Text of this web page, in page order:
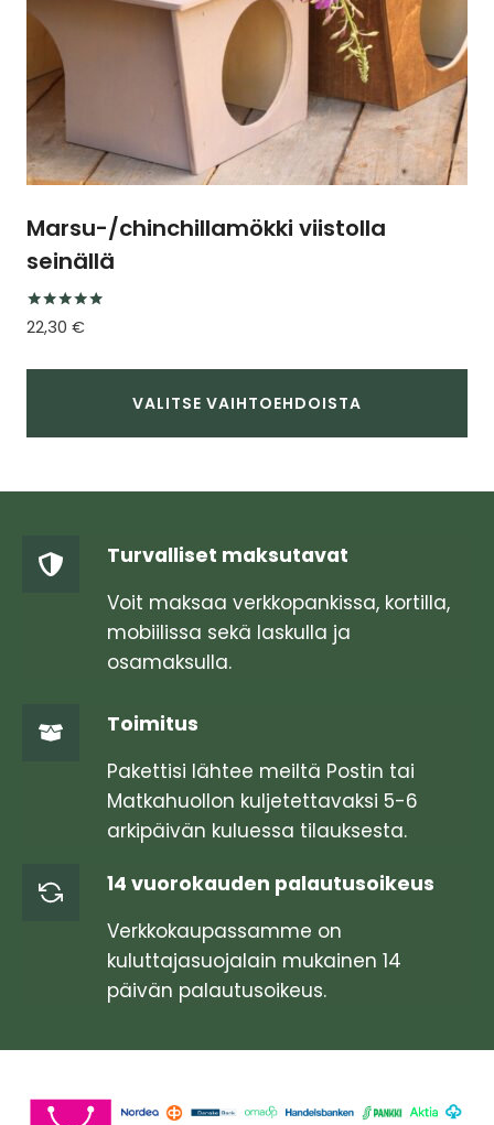
Marsu-/chinchillamökki viistolla
seinällä
Arvostelu
tuotteesta:
/ 5
22,30 €
VALITSE VAIHTOEHDOISTA
muunnelma.
sivulla.
Turvalliset maksutavat
Voit maksaa verkkopankissa, kortilla,
mobiilissa sekä laskulla ja
osamaksulla.
Toimitus
Pakettisi lähtee meiltä Postin tai
Matkahuollon kuljetettavaksi 5-6
arkipäivän kuluessa tilauksesta.
14 vuorokauden palautusoikeus
Verkkokaupassamme on
kuluttajasuojalain mukainen 14
päivän palautusoikeus.